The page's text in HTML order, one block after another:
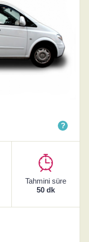
?
Tahmini süre
50 dk